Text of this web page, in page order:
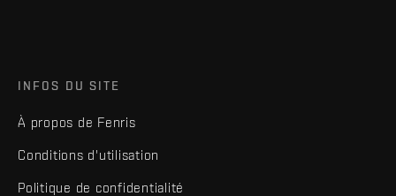
INFOS DU SITE
À propos de Fenris
Conditions d'utilisation
Politique de confidentialité